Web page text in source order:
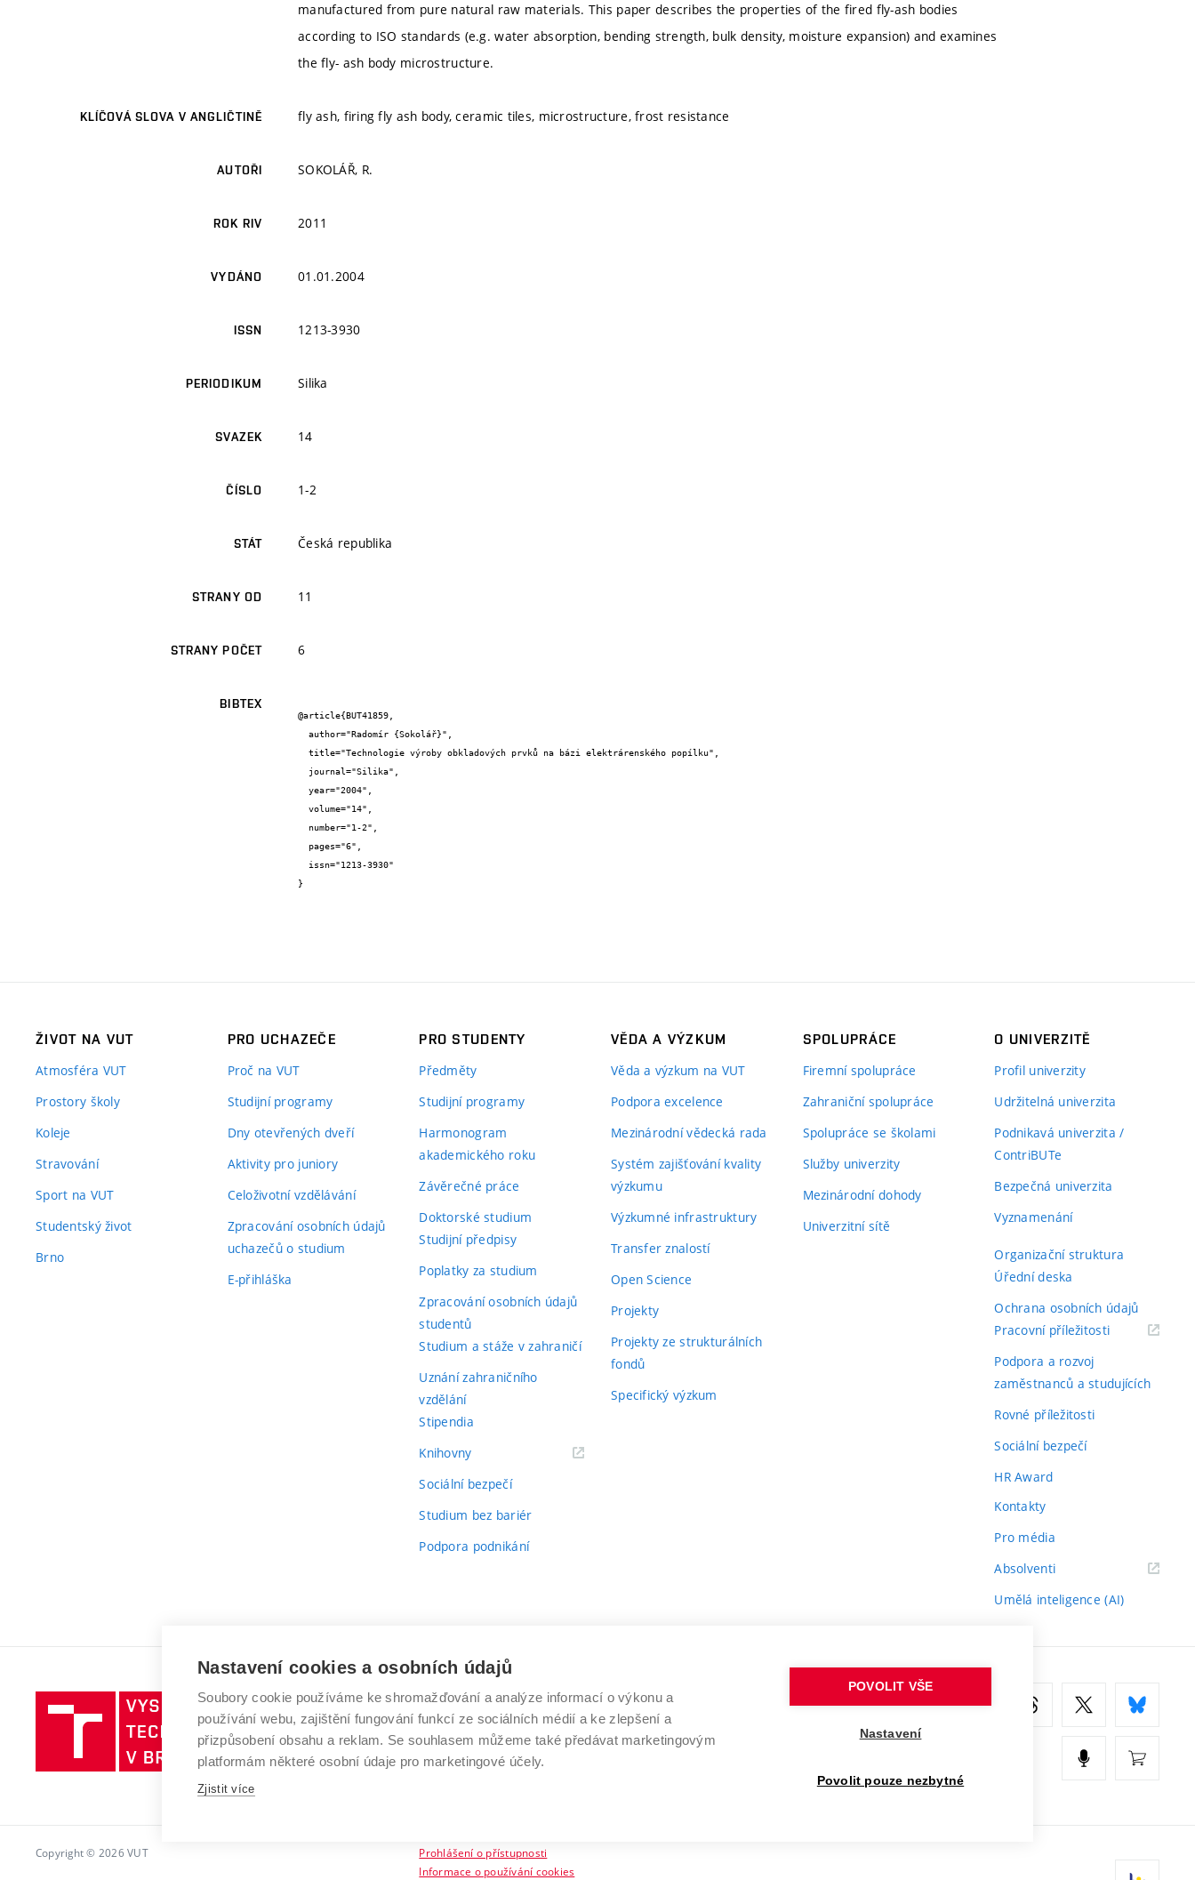
manufactured from pure natural raw materials. This paper describes the properties of the fired fly-ash bodies
according to ISO standards (e.g. water absorption, bending strength, bulk density, moisture expansion) and examines
the fly- ash body microstructure.
KLÍČOVÁ SLOVA V ANGLIČTINĚ fly ash, firing fly ash body, ceramic tiles, microstructure, frost resistance
AUTOŘI SOKOLÁŘ, R.
ROK RIV 2011
VYDÁNO 01.01.2004
ISSN 1213-3930
PERIODIKUM Silika
SVAZEK 14
ČÍSLO 1-2
STÁT Česká republika
STRANY OD 11
STRANY POČET 6
BIBTEX
@article{BUT41859,
}
ŽIVOT NA VUT
Atmosféra VUT
Prostory školy
Koleje
Stravování
Sport na VUT
Studentský život
Brno
PRO UCHAZEČE
Proč na VUT
Studijní programy
Dny otevřených dveří
Aktivity pro juniory
Celoživotní vzdělávání
Zpracování osobních údajů
uchazečů o studium
E-přihláška
PRO STUDENTY
Předměty
Studijní programy
Harmonogram
akademického roku
Závěrečné práce
Doktorské studium
Studijní předpisy
Poplatky za studium
Zpracování osobních údajů
studentů
Studium a stáže v zahraničí
Uznání zahraničního
vzdělání
Stipendia
Knihovny(externí
Sociální bezpečí
Studium bez bariér
Podpora podnikání
VĚDA A VÝZKUM
Věda a výzkum na VUT
Podpora excelence
Mezinárodní vědecká rada
Systém zajišťování kvality
výzkumu
Výzkumné infrastruktury
Transfer znalostí
Open Science
Projekty
Projekty ze strukturálních
fondů
Specifický výzkum
SPOLUPRÁCE
Firemní spolupráce
Zahraniční spolupráce
Spolupráce se školami
Služby univerzity
Mezinárodní dohody
Univerzitní sítě
O UNIVERZITĚ
Profil univerzity
Udržitelná univerzita
Podnikavá univerzita /
ContriBUTe
Bezpečná univerzita
Vyznamenání
Organizační struktura
Úřední deska
Ochrana osobních údajů
Pracovní příležitosti(externí
Podpora a rozvoj
zaměstnanců a studujících
Rovné příležitosti
Sociální bezpečí
HR Award
Kontakty
Pro média
Absolventi(externí
Umělá inteligence (AI)
Vysoké
učení
technické
v
VYSOKÉ UČENÍ TECHNICKÉ V BRNĚ
Antonínská 548/1
602 00 Brno
www.vut.cz
Copyright © 2026 VUT
Prohlášení o přístupnosti
Informace o používání cookies
Nastavení cookies a osobních údajů
Soubory cookie používáme ke shromažďování a analýze informací o výkonu a
používání webu, zajištění fungování funkcí ze sociálních médií a ke zlepšení a
přizpůsobení obsahu a reklam. Se souhlasem můžeme také předávat marketingovým
platformám některé osobní údaje pro marketingové účely.
Zjistit více
POVOLIT VŠE
Nastavení
Povolit pouze nezbytné